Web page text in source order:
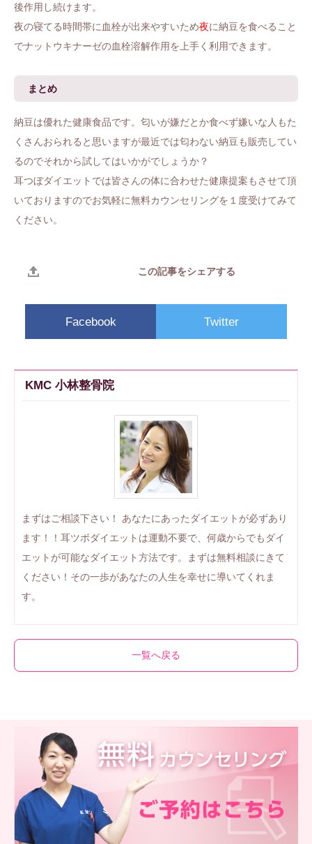
後作用し続けます。
夜の寝てる時間帯に血栓が出来やすいため夜に納豆を食べること
でナットウキナーゼの血栓溶解作用を上手く利用できます。
まとめ
納豆は優れた健康食品です。匂いが嫌だとか食べず嫌いな人もた
くさんおられると思いますが最近では匂わない納豆も販売してい
るのでそれから試してはいかがでしょうか？
耳つぼダイエットでは皆さんの体に合わせた健康提案もさせて頂
いておりますのでお気軽に無料カウンセリングを１度受けてみて
ください。
この記事をシェアする
Facebook Twitter
KMC 小林整骨院
まずはご相談下さい！ あなたにあったダイエットが必ずあり
ます！！耳ツボダイエットは運動不要で、何歳からでもダイ
エットが可能なダイエット方法です。まずは無料相談にきて
ください！その一歩があなたの人生を幸せに導いてくれま
す。
一覧へ戻る